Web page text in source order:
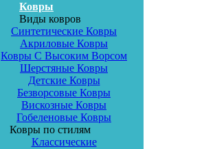
Ковры
Виды ковров
Синтетические Ковры
Акриловые Ковры
Ковры С Высоким Ворсом
Шерстяные Ковры
Детские Ковры
Безворсовые Ковры
Вискозные Ковры
Гобеленовые Ковры
Ковры по стилям
Классические